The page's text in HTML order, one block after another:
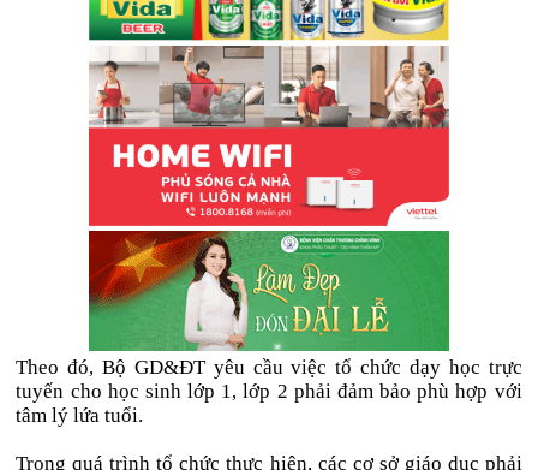
Theo đó, Bộ GD&ĐT yêu cầu việc tổ chức dạy học trực
tuyến cho học sinh lớp 1, lớp 2 phải đảm bảo phù hợp với
tâm lý lứa tuổi.
Trong quá trình tổ chức thực hiện, các cơ sở giáo dục phải